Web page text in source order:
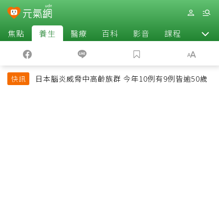
焦點 養生 醫療 百科 影音 課程 退休
快訊 日本腦炎威脅中高齡族群 今年10例有9例皆逾50歲